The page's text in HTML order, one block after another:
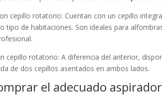
cepillo rotatorio: Cuentan con un cepillo
tipo de habitaciones. Son ideales para
cepillo rotatorio: A diferencia del anterior,
de dos cepillos asentados en ambos lados.
el adecuado